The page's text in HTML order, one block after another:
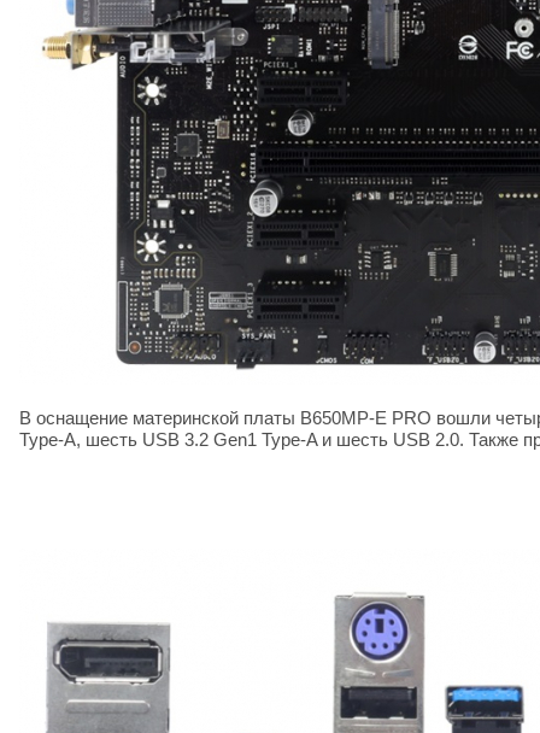
В оснащение материнской платы B650MP-E PRO вошли
Type-A, шесть USB 3.2 Gen1 Type-A и шесть USB 2.0. Также